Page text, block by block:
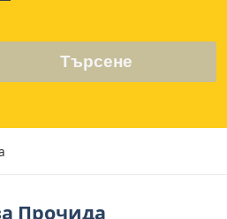
Търсене
Прочида